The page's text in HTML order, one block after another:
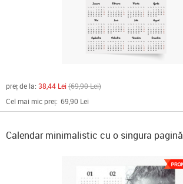
preț de la: 38,44 Lei 69,90 Lei
Cel mai mic preț: 69,90 Lei
Calendar minimalistic cu o singura pagină